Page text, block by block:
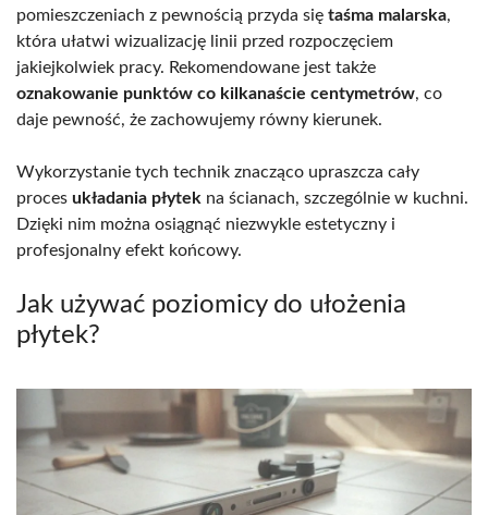
pomieszczeniach z pewnością przyda się taśma malarska,
która ułatwi wizualizację linii przed rozpoczęciem
jakiejkolwiek pracy. Rekomendowane jest także
oznakowanie punktów co kilkanaście centymetrów, co
daje pewność, że zachowujemy równy kierunek.
Wykorzystanie tych technik znacząco upraszcza cały
proces układania płytek na ścianach, szczególnie w kuchni.
Dzięki nim można osiągnąć niezwykle estetyczny i
profesjonalny efekt końcowy.
Jak używać poziomicy do ułożenia
płytek?